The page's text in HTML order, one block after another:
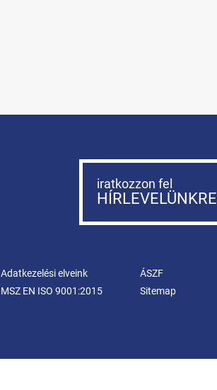
iratkozzon fel
HÍRLEVELÜNKRE
Adatkezelési elveink ÁSZF
MSZ EN ISO 9001:2015 Sitemap